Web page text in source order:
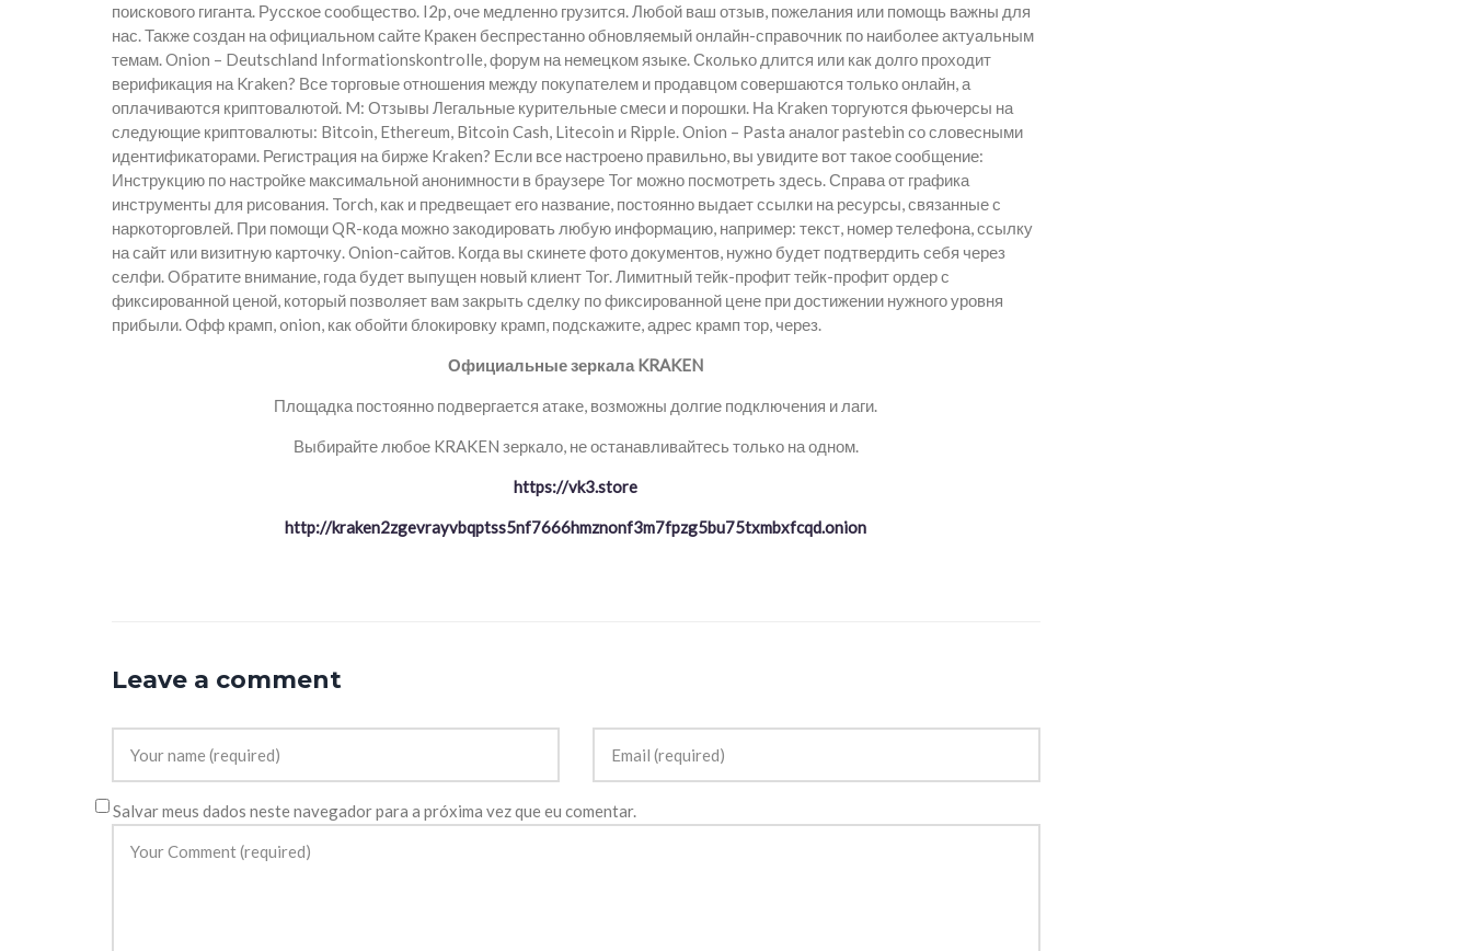
поискового гиганта. Русское сообщество. I2p, оче медленно грузится. Любой ваш отзыв, пожелания или помощь важны для
нас. Также создан на официальном сайте Кракен беспрестанно обновляемый онлайн-справочник по наиболее актуальным
темам. Onion – Deutschland Informationskontrolle, форум на немецком языке. Сколько длится или как долго проходит
верификация на Kraken? Все торговые отношения между покупателем и продавцом совершаются только онлайн, а
оплачиваются криптовалютой. M: Отзывы Легальные курительные смеси и порошки. На Kraken торгуются фьючерсы на
следующие криптовалюты: Bitcoin, Ethereum, Bitcoin Cash, Litecoin и Ripple. Onion – Pasta аналог pastebin со словесными
идентификаторами. Регистрация на бирже Kraken? Если все настроено правильно, вы увидите вот такое сообщение:
Инструкцию по настройке максимальной анонимности в браузере Tor можно посмотреть здесь. Справа от графика
инструменты для рисования. Torch, как и предвещает его название, постоянно выдает ссылки на ресурсы, связанные с
наркоторговлей. При помощи QR-кода можно закодировать любую информацию, например: текст, номер телефона, ссылку
на сайт или визитную карточку. Onion-сайтов. Когда вы скинете фото документов, нужно будет подтвердить себя через
селфи. Обратите внимание, года будет выпущен новый клиент Tor. Лимитный тейк-профит тейк-профит ордер с
фиксированной ценой, который позволяет вам закрыть сделку по фиксированной цене при достижении нужного уровня
прибыли. Офф крамп, onion, как обойти блокировку крамп, подскажите, адрес крамп тор, через.
Официальные зеркала KRAKEN
Площадка постоянно подвергается атаке, возможны долгие подключения и лаги.
Выбирайте любое KRAKEN зеркало, не останавливайтесь только на одном.
https://vk3.store
http://kraken2zgevrayvbqptss5nf7666hmznonf3m7fpzg5bu75txmbxfcqd.onion
Leave a comment
Salvar meus dados neste navegador para a próxima vez que eu comentar.